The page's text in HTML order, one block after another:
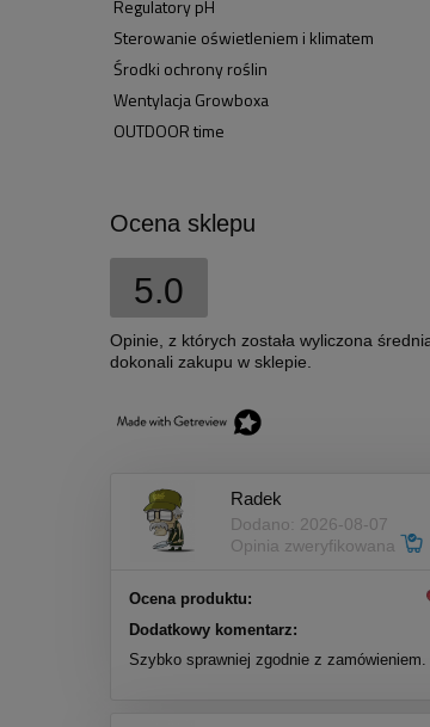
Regulatory pH
Sterowanie oświetleniem i klimatem
Środki ochrony roślin
Wentylacja Growboxa
OUTDOOR time
Ocena sklepu
5.0
Opinie, z których została wyliczona
dokonali zakupu w sklepie.
Radek
Dodano: 2026-08-07
Opinia zweryfikowana
Ocena produktu:
Dodatkowy komentarz:
Szybko sprawniej zgodnie z zamówieniem.